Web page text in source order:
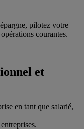
pilotez votre
courantes.
et
en tant que salarié,